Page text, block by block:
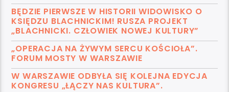
BĘDZIE PIERWSZE W HISTORII WIDOWISKO O
KSIĘDZU BLACHNICKIM! RUSZA PROJEKT
„BLACHNICKI. CZŁOWIEK NOWEJ KULTURY”
„OPERACJA NA ŻYWYM SERCU KOŚCIOŁA”.
FORUM MOSTY W WARSZAWIE
W WARSZAWIE ODBYŁA SIĘ KOLEJNA EDYCJA
KONGRESU „ŁĄCZY NAS KULTURA”.